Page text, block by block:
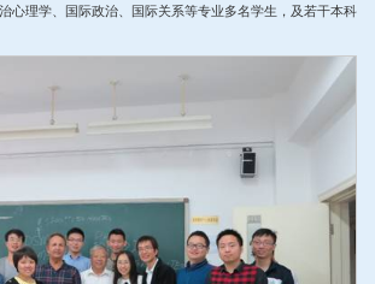
心理学、国际政治、国际关系等专业多名学生，及若干本科